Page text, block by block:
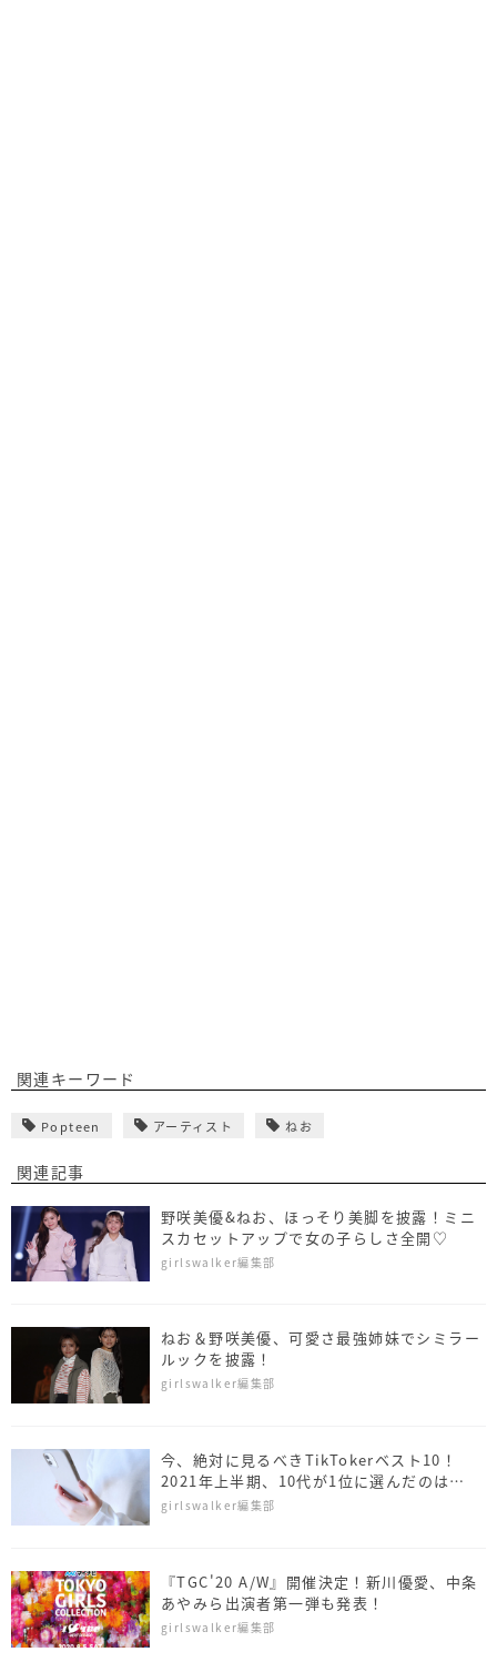
関連キーワード
Popteen アーティスト ねお
関連記事
野咲美優&ねお、ほっそり美脚を披露！ミニ
スカセットアップで女の子らしさ全開♡
girlswalker編集部
ねお＆野咲美優、可愛さ最強姉妹でシミラー
ルックを披露！
girlswalker編集部
今、絶対に見るべきTikTokerベスト10！
2021年上半期、10代が1位に選んだのは…
girlswalker編集部
『TGC'20 A/W』開催決定！新川優愛、中条
あやみら出演者第一弾も発表！
girlswalker編集部